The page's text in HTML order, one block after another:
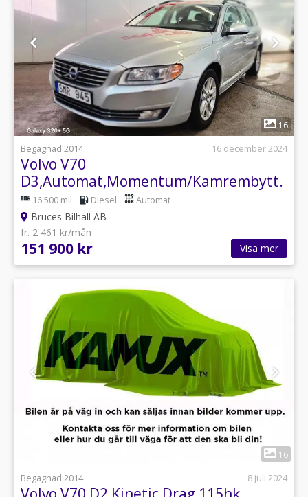
1
16
Begagnad 2014
16 december 2024
Volvo V70
D3,Automat,Momentum/Kamrembytt.
16 500 mil Diesel Automat
Bruces Bilhall AB
fr. 2 461 kr/mån
151 900 kr Visa mer
16
Begagnad 2014
8 juli 2024